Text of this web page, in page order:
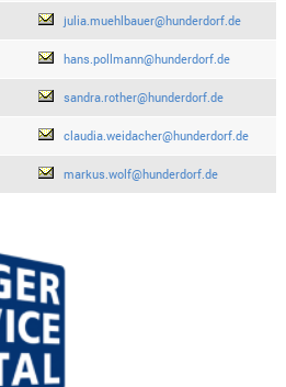
julia.muehlbauer@hunderdorf.de
hans.pollmann@hunderdorf.de
sandra.rother@hunderdorf.de
claudia.weidacher@hunderdorf.de
markus.wolf@hunderdorf.de